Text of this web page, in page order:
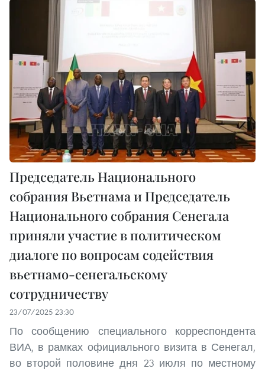
Председатель Национального
собрания Вьетнама и Председатель
Национального собрания Сенегала
приняли участие в политическом
диалоге по вопросам содействия
вьетнамо-сенегальскому
сотрудничеству
23/07/2025 23:30
По сообщению специального корреспондента
ВИА, в рамках официального визита в Сенегал,
во второй половине дня 23 июля по местному